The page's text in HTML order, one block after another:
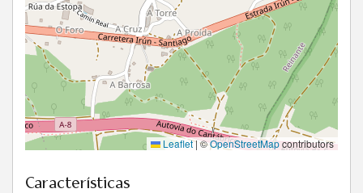
Leaflet|©OpenStreetMapcontributors
Características